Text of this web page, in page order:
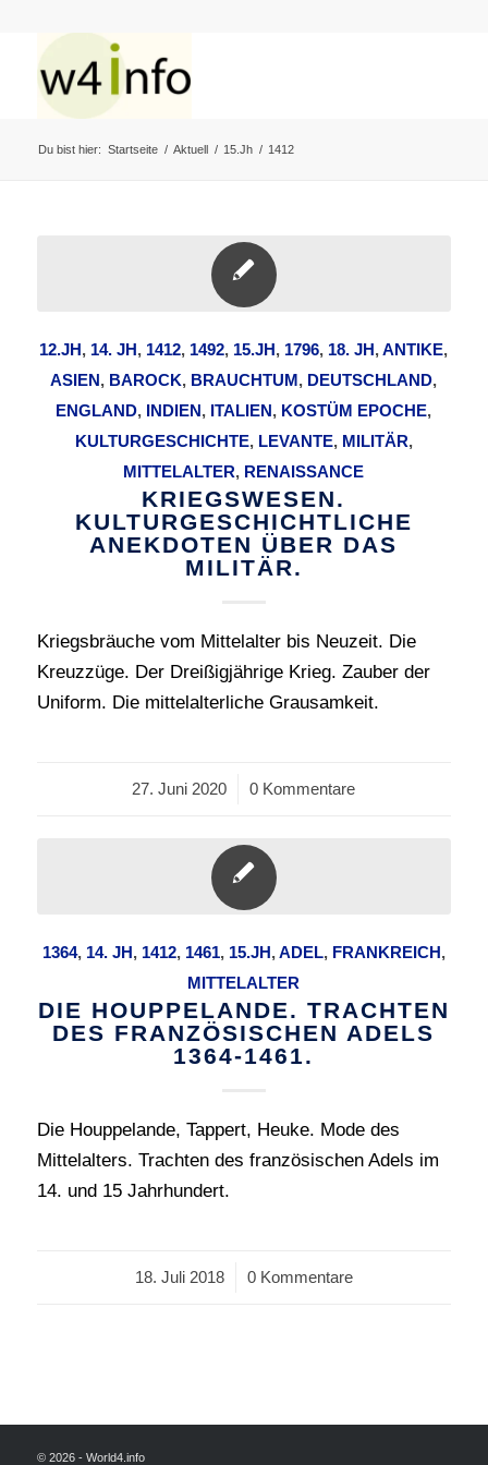
Du bist hier: Startseite / Aktuell / 15.Jh / 1412
12.JH, 14. JH, 1412, 1492, 15.JH, 1796, 18. JH,ANTIKE,
ASIEN, BAROCK, BRAUCHTUM, DEUTSCHLAND,
ENGLAND, INDIEN, ITALIEN, KOSTÜM EPOCHE,
KULTURGESCHICHTE, LEVANTE, MILITÄR,
MITTELALTER, RENAISSANCE
KRIEGSWESEN.
KULTURGESCHICHTLICHE
ANEKDOTEN ÜBER DAS
MILITÄR.
Kriegsbräuche vom Mittelalter bis Neuzeit. Die
Kreuzzüge. Der Dreißigjährige Krieg. Zauber der
Uniform. Die mittelalterliche Grausamkeit.
27. Juni 2020
/ 0 Kommentare
1364, 14. JH, 1412, 1461, 15.JH,ADEL, FRANKREICH,
MITTELALTER
DIE HOUPPELANDE. TRACHTEN
DES FRANZÖSISCHEN ADELS
1364-1461.
Die Houppelande, Tappert, Heuke. Mode des
Mittelalters. Trachten des französischen Adels im
14. und 15 Jahrhundert.
18. Juli 2018
/ 0 Kommentare
© 2026 - World4.info